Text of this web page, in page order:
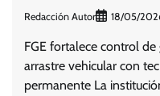
Redacción Autor 18/05/
FGE fortalece control
arrastre vehicular con
permanente La